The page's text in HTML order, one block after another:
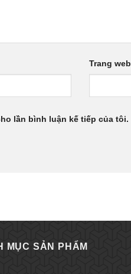
Trang web
lần bình luận kế tiếp của tôi.
MỤC SẢN PHẨM